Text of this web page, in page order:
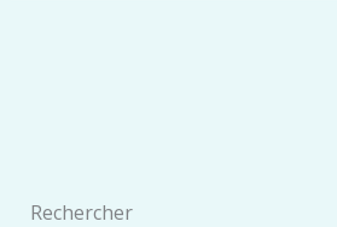
Rechercher